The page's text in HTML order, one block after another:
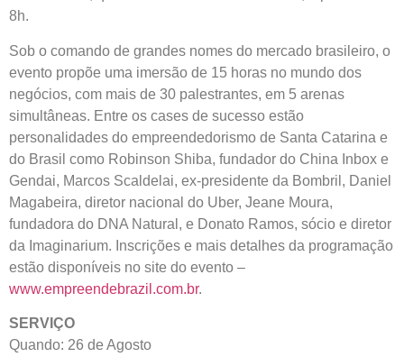
8h.
Sob o comando de grandes nomes do mercado brasileiro, o
evento propõe uma imersão de 15 horas no mundo dos
negócios, com mais de 30 palestrantes, em 5 arenas
simultâneas. Entre os cases de sucesso estão
personalidades do empreendedorismo de Santa Catarina e
do Brasil como Robinson Shiba, fundador do China Inbox e
Gendai, Marcos Scaldelai, ex-presidente da Bombril, Daniel
Magabeira, diretor nacional do Uber, Jeane Moura,
fundadora do DNA Natural, e Donato Ramos, sócio e diretor
da Imaginarium. Inscrições e mais detalhes da programação
estão disponíveis no site do evento –
www.empreendebrazil.com.br.
SERVIÇO
Quando: 26 de Agosto